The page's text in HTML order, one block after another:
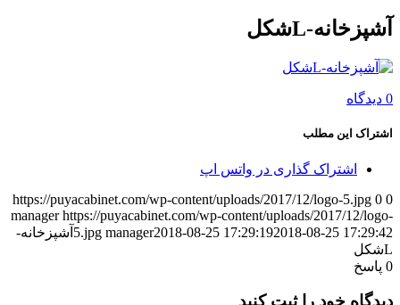
آشپزخانه-Lشکل
0 دیدگاه
اشتراک این مطلب
اشتراک گذاری در واتس اپ
https://puyacabinet.com/wp-content/uploads/2017/12/logo-5.jpg 0 0
manager https://puyacabinet.com/wp-content/uploads/2017/12/logo-
5.jpg manager2018-08-25 17:29:192018-08-25 17:29:42
آشپزخانه-
Lشکل
0 پاسخ
دیدگاه خود را ثبت کنید